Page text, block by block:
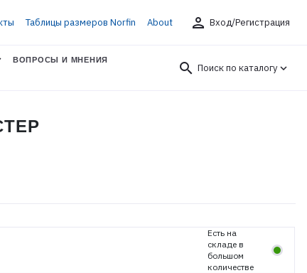
Таблицы размеров Norfin About person Вход/Регистрация
ВОПРОСЫ И МНЕНИЯ
search Поиск по каталогу
Есть на
складе в
большом
количестве